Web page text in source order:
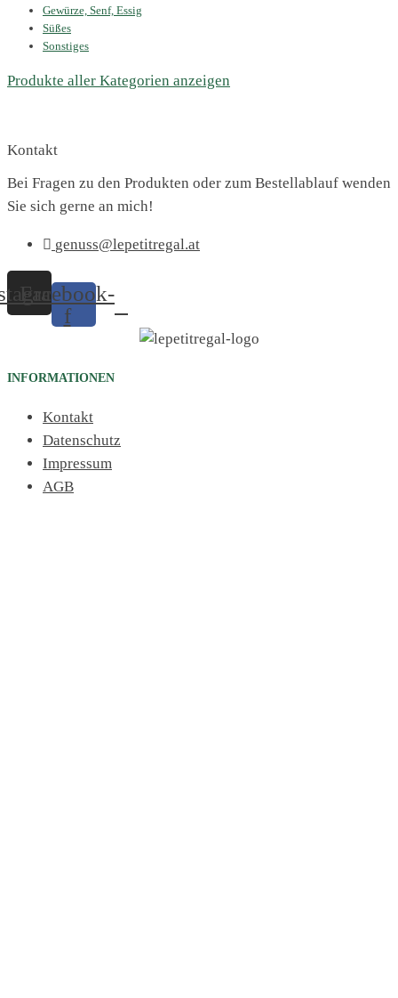
Gewürze, Senf, Essig
Süßes
Sonstiges
Produkte aller Kategorien anzeigen
Kontakt
Bei Fragen zu den Produkten oder zum Bestellablauf wenden
Sie sich gerne an mich!
genuss@lepetitregal.at
Facebook-
f
INFORMATIONEN
Kontakt
Datenschutz
Impressum
AGB